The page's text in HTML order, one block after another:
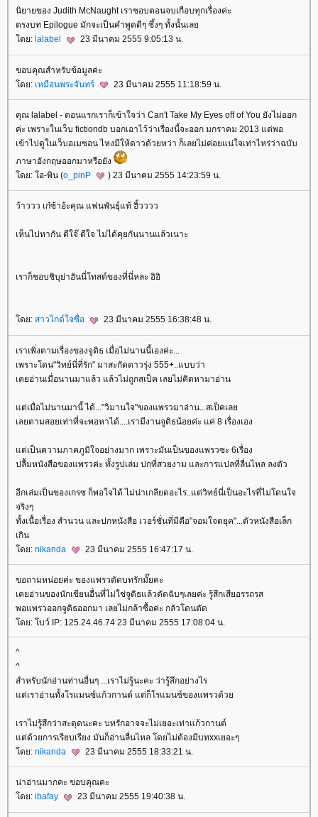
นิยายของ Judith McNaught เราชอบตอนจบเกือบทุกเรื่องค่ะ
ตรงบท Epilogue มักจะเป็นคำพูดดีๆ ซึ้งๆ ทั้งนั้นเล
ดย: lalabel 23 มีนาคม 2555 9:05:13 น.
ขอบคุณสำหรับข้อมูลค่ะ
ดย: เหมือนพระจันทร์ 23 มีนาคม 2555 11:18:59 น.
คุณ lalabel - ตอนแรกเราก็เข้าใจว่า Can't Take My Eyes off of You ยังไม่ออก
ค่ะ เพราะในเว็บ fictiondb บอกเอาไว้ว่าเรื่องนี้จะออก มกราคม 2013 แต่พอ
เข้าไปดูในเว็บอเมซอน ไหงมีให้ดาวด้วยหว่า ก็เลยไม่ค่อยแน่ใจเท่าไหร่ว่าฉบับ
ภาษาอังกฤษออกมาหรือยัง
ดย: โอ-พิน (o_pinP ) 23 มีนาคม 2555 14:23:59 น.
ว้าววว เก๋ซ้าอ้ะคุณ แฟนพันธุ์แท้ ฮิ้วววว
เห็นไปหากัน ดีใจ๊ ดีใจ ไม่ได้คุยกันนานแล้วเนาะ
เราก็ชอบชิบุย่าฮันนี่โทสต์ของที่นี่หละ อิอิ
ดย: สาวไกด์ใจซื่อ 23 มีนาคม 2555 16:38:48 น.
เราเพิ่งตามเรื่องของจูดิธ เมื่อไม่นานนี้เองค่ะ...
เพราะโดน"วิทย์นี่ที่รัก" มาสะกัดดาวรุ่ง 555+..แบบว่า
เคยอ่านเมื่อนานมาแล้ว แล้วไม่ถูกสเป็ค เลยไม่คิดหามาอ่าน
ต่เมื่อไม่นานมานี้ ได้..."วิมานใจ"ของแพรวมาอ่าน...สเป็คเล
เลยตามสอยเท่าที่จะพอหาได้....เรามีงานจูดิธน้อยค่ะ แค่ 8 เรื่องเอง
ต่เป็นความภาคภูมิใจอย่างมาก เพราะมันเป็นของแพรวซะ 6เรื่อง
ปลื้มหนังสือของแพรวค่ะ ทั้งรูปเล่ม ปกที่สวยงาม และการแปลที่ลื่นไหล ลงตัว
อีกเล่มเป็นของเกรซ ก็พอใจได้ ไม่น่าเกลียดอะไร..แต่วิทย์นี่เป็นอะไรที่ไม่โดนใจ
จริงๆ
ทั้งเนื้อเรื่อง สำนวน และปกหนังสือ เวอร์ชั่นที่มีคือ"จอมใจดยุค"...ตัวหนังสือเล็ก
เกิน
ดย: nikanda 23 มีนาคม 2555 16:47:17 น.
ขอถามหน่อยค่ะ ของแพรวตัดบทรักมั๊ยคะ
เคยอ่านของนักเขียนอื่นที่ไม่ใช่จูดิธแล้วตัดฉับๆเลยค่ะ รู้สึกเสียอรรถรส
พอแพรวออกจูดิธออกมา เลยไม่กล้าซื้อค่ะ กลัวโดนตัด
ดย: โบว์ IP: 125.24.46.74 23 มีนาคม 2555 17:08:04 น.
^
^
สำหรับนักอ่านท่านอื่นๆ ...เราไม่รู้นะคะ ว่ารู้สึกอย่างไร
ต่เราอ่านทั้งโรแมนซ์แก้วกานต์ แต่ก็โรแมนซ์ของแพรวด้ว
เราไม่รู้สึกว่าสะดุดนะคะ บทรักอาจจะไม่เยอะเท่าแก้วกานต์
ต่ด้วยการเรียบเรียง มันก็อ่านลื่นไหล โดยไม่ต้องมีบทxxเยอะๆ
ดย: nikanda 23 มีนาคม 2555 18:33:21 น.
น่าอ่านมากคะ ขอบคุณคะ
ดย: ibafay 23 มีนาคม 2555 19:40:38 น.